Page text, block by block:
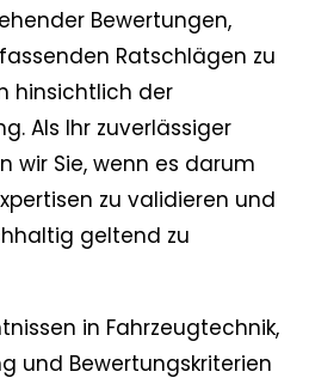
Bewertungen,
Ratschlägen zu
hinsichtlich der
Als Ihr zuverlässiger
wir Sie, wenn es darum
zu validieren und
geltend zu
in Fahrzeugtechnik,
und Bewertungskriterien